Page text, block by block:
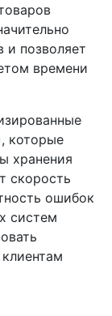
и позволяет
времени
которые
хранения
скорость
ошибок
систем